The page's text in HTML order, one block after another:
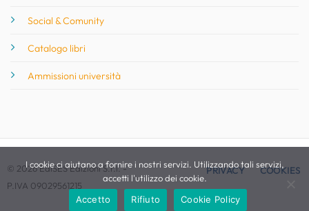
Social & Comunity
Catalogo libri
Ammissioni università
© 2026 EdiSES Edizioni S.r.l. -
P.IVA 09029561215
PRIVACY COOKIES
I cookie ci aiutano a fornire i nostri servizi. Utilizzando tali servizi,
accetti l'utilizzo dei cookie.
Accetto
Rifiuto Cookie Policy